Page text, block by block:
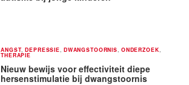
ANGST,DEPRESSIE DWANGSTOORNIS ONDERZOEK
THERAPIE
Nieuw bewijs voor effectiviteit diepe
hersenstimulatie bij dwangstoornis